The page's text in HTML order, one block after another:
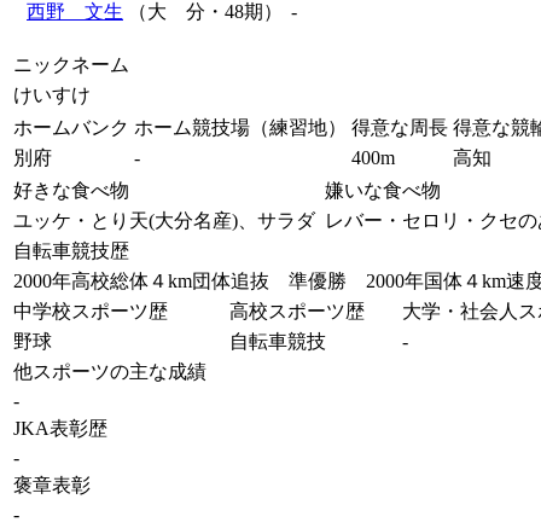
西野 文生 （大 分・48期） -
ニックネーム
けいすけ
ホームバンク ホーム競技場（練習地） 得意な周長 得意な競
別府
- 400m
高知
好きな食べ物
嫌いな食べ物
ユッケ・とり天(大分名産)、サラダ レバー・セロリ・クセ
自転車競技歴
2000年高校総体４km団体追抜 準優勝 2000年国体４km速
中学校スポーツ歴
高校スポーツ歴
大学・社会人
野球
自転車競技
-
他スポーツの主な成績
-
JKA表彰歴
-
褒章表彰
-